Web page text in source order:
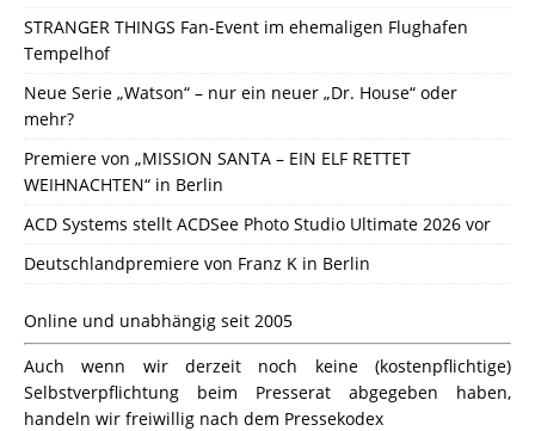
STRANGER THINGS Fan-Event im ehemaligen Flughafen
Tempelhof
Neue Serie „Watson“ – nur ein neuer „Dr. House“ oder
mehr?
Premiere von „MISSION SANTA – EIN ELF RETTET
WEIHNACHTEN“ in Berlin
ACD Systems stellt ACDSee Photo Studio Ultimate 2026 vor
Deutschlandpremiere von Franz K in Berlin
Online und unabhängig seit 2005
Auch wenn wir derzeit noch keine (kostenpflichtige)
Selbstverpflichtung beim Presserat abgegeben haben,
handeln wir freiwillig nach dem Pressekodex